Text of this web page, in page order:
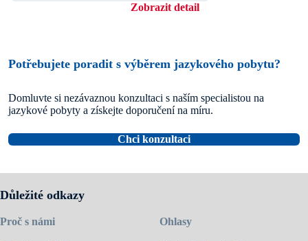
Zobrazit detail
Potřebujete poradit s výběrem jazykového pobytu?
Domluvte si nezávaznou konzultaci s naším specialistou na
jazykové pobyty a získejte doporučení na míru.
Chci konzultaci
Důležité odkazy
Proč s námi Ohlasy